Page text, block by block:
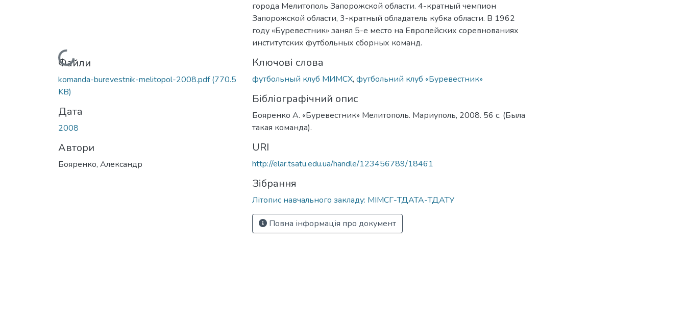
Вантажиться...
Файли
komanda-burevestnik-melitopol-2008.pdf(770.5
KB)
Дата
2008
Автори
Бояренко, Александр
города Мелитополь Запорожской области. 4-кратный чемпион
Запорожской области, 3-кратный обладатель кубка области. В 1962
году «Буревестник» занял 5-е место на Европейских соревнованиях
институтских футбольных сборных команд.
Ключові слова
футбольный клуб МИМСХ, футбольний клуб «Буревестник»
Бібліографічний опис
Бояренко А. «Буревестник» Мелитополь. Мариуполь, 2008. 56 с. (Была
такая команда).
URI
http://elar.tsatu.edu.ua/handle/123456789/18461
Зібрання
Літопис навчального закладу: МІМСГ-ТДАТА-ТДАТУ
Повна інформація про документ